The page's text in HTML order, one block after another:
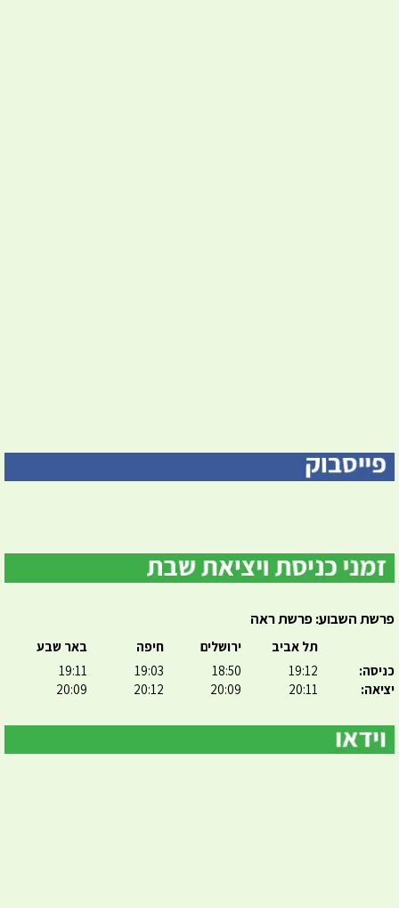
פרשת השבוע: פרשת ראה
כניסה:
יציאה:
תל אביב
19:12
20:11
ירושלים
18:50
20:09
חיפה
19:03
20:12
באר שבע
19:11
20:09